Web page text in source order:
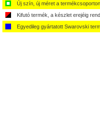
Új szín, új méret a
Kifutó termék, a készlet erejéig
Egyedileg gyártatott Swarovski